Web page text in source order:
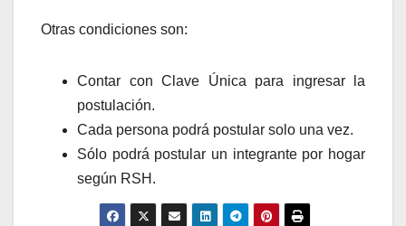
Otras condiciones son:
Contar con Clave Única para ingresar la
postulación.
Cada persona podrá postular solo una vez.
Sólo podrá postular un integrante por hogar
según RSH.